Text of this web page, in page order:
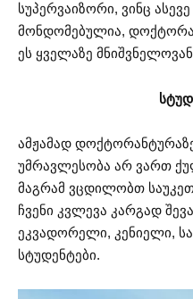
სუპერვაიზორი, ვინც
მონდომებულია,
ეს ყველაზე
ამჟამად
უმრავლესობა არ ვართ
მაგრამ ვცდილობთ
ჩვენი კვლევა კარგად
ეკვადორელი, კენიელი,
სტუდენტები.